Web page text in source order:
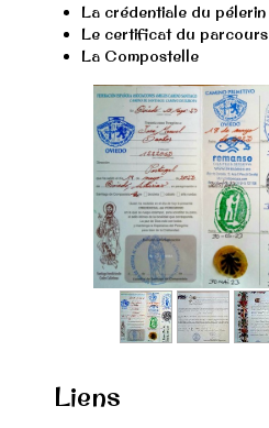
La crédentiale du pélerin
Le certificat du parcours
La Compostelle
Liens